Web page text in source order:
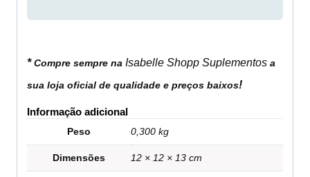
*Compre sempre na Isabelle Shopp Suplementos a
sua loja oficial de qualidade e preços baixos!
Informação adicional
Peso 0,300 kg
Dimensões 12 × 12 × 13 cm